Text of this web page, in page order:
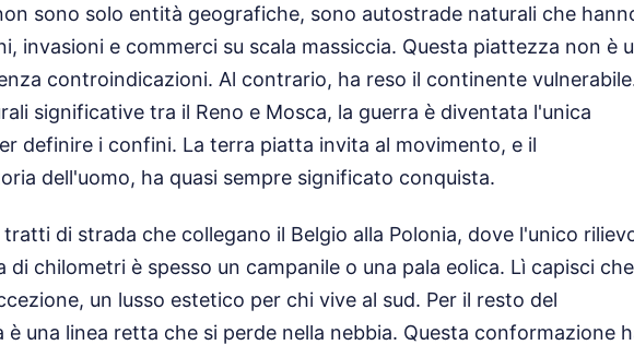
sono solo entità geografiche, sono autostrade naturali che
invasioni e commerci su scala massiccia. Questa piattezza non è
controindicazioni. Al contrario, ha reso il continente
significative tra il Reno e Mosca, la guerra è diventata l'unica
definire i confini. La terra piatta invita al movimento, e il
dell'uomo, ha quasi sempre significato conquista.
di strada che collegano il Belgio alla Polonia, dove l'unico
di chilometri è spesso un campanile o una pala eolica. Lì capisci che
un lusso estetico per chi vive al sud. Per il resto del
una linea retta che si perde nella nebbia. Questa conformazione